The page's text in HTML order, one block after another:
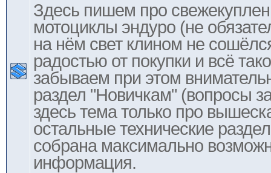
Здесь пишем про
мотоциклы эндуро (не
на нём свет клином не
радостью от покупки и всё
забываем при этом
раздел "Новичкам" (вопросы
здесь тема только про
остальные технические
собрана максимально
информация.